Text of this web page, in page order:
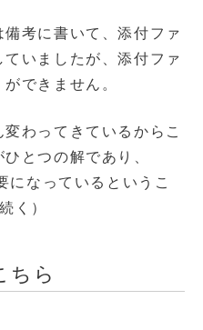
考に書いて、添付ファ
いましたが、添付ファ
できません。
わってきているからこ
とつの解であり、
になっているというこ
く）
ちら